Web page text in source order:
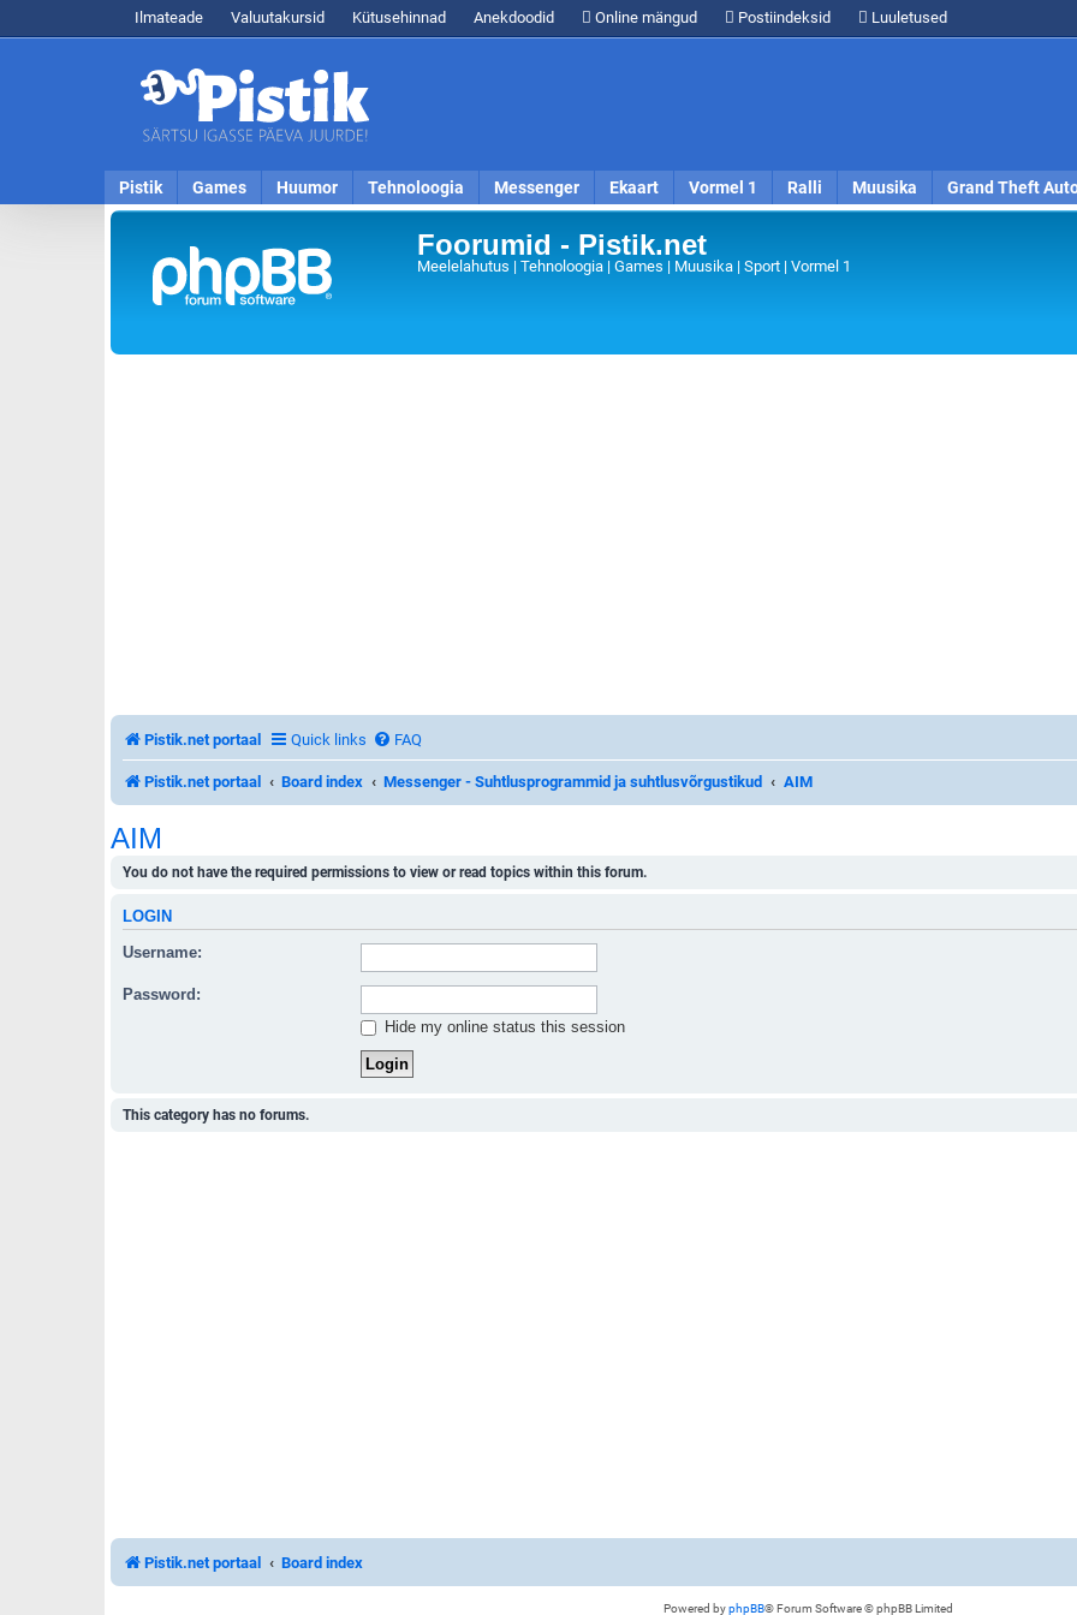
Ilmateade Valuutakursid Kütusehinnad Anekdoodid Online mängud Postiindeksid Luuletused
Pistik Games Huumor Tehnoloogia Messenger Ekaart Vormel 1 Ralli Muusika Grand Theft
Foorumid - Pistik.net
Meelelahutus | Tehnoloogia | Games | Muusika | Sport | Vormel 1
Pistik.net portaal Quick links FAQ
Pistik.net portaal Board index Messenger - Suhtlusprogrammid ja suhtlusvõrgustikud AIM
AIM
You do not have the required permissions to view or read topics within this forum.
LOGIN
Username:
Password:
Hide my online status this session
This category has no forums.
Pistik.net portaal Board index
Powered byphpBB® Forum Software © phpBB Limited